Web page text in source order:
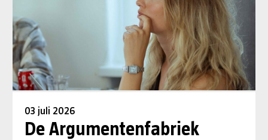
03 juli 2026
De Argumentenfabriek